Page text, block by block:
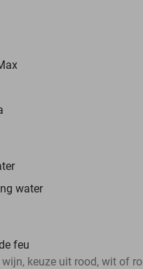
water
feu
wijn, keuze uit rood, wit of